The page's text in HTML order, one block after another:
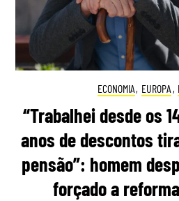
ECONOMIA, EUROPA ,
“Trabalhei desde os
anos de descontos
pensão”: homem
forçado a